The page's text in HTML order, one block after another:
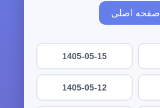
صفحه اصلی
1405-05-15
1405-05-12